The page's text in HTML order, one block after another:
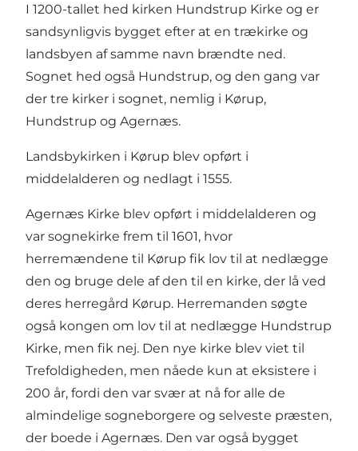
I 1200-tallet hed kirken Hundstrup Kirke og er
sandsynligvis bygget efter at en trækirke og
landsbyen af samme navn brændte ned.
Sognet hed også Hundstrup, og den gang var
der tre kirker i sognet, nemlig i Kørup,
Hundstrup og Agernæs.
Landsbykirken i Kørup blev opført i
middelalderen og nedlagt i 1555.
Agernæs Kirke blev opført i middelalderen og
var sognekirke frem til 1601, hvor
herremændene til Kørup fik lov til at nedlægge
den og bruge dele af den til en kirke, der lå ved
deres herregård Kørup. Herremanden søgte
også kongen om lov til at nedlægge Hundstrup
Kirke, men fik nej. Den nye kirke blev viet til
Trefoldigheden, men nåede kun at eksistere i
200 år, fordi den var svær at nå for alle de
almindelige sogneborgere og selveste præsten,
der boede i Agernæs. Den var også bygget